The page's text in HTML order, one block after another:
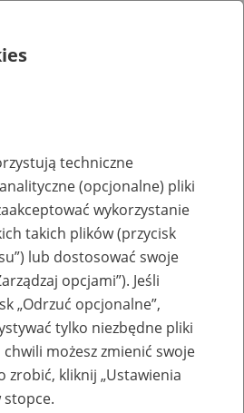
coraz częściej krótkie i
techniczne
(opcjonalne) pliki
wykorzystanie
takich plików (przycisk
lub dostosować swoje
opcjami”). Jeśli
„Odrzuć opcjonalne”,
tylko niezbędne pliki
chwili możesz zmienić swoje
zrobić, kliknij „Ustawienia
stopce.